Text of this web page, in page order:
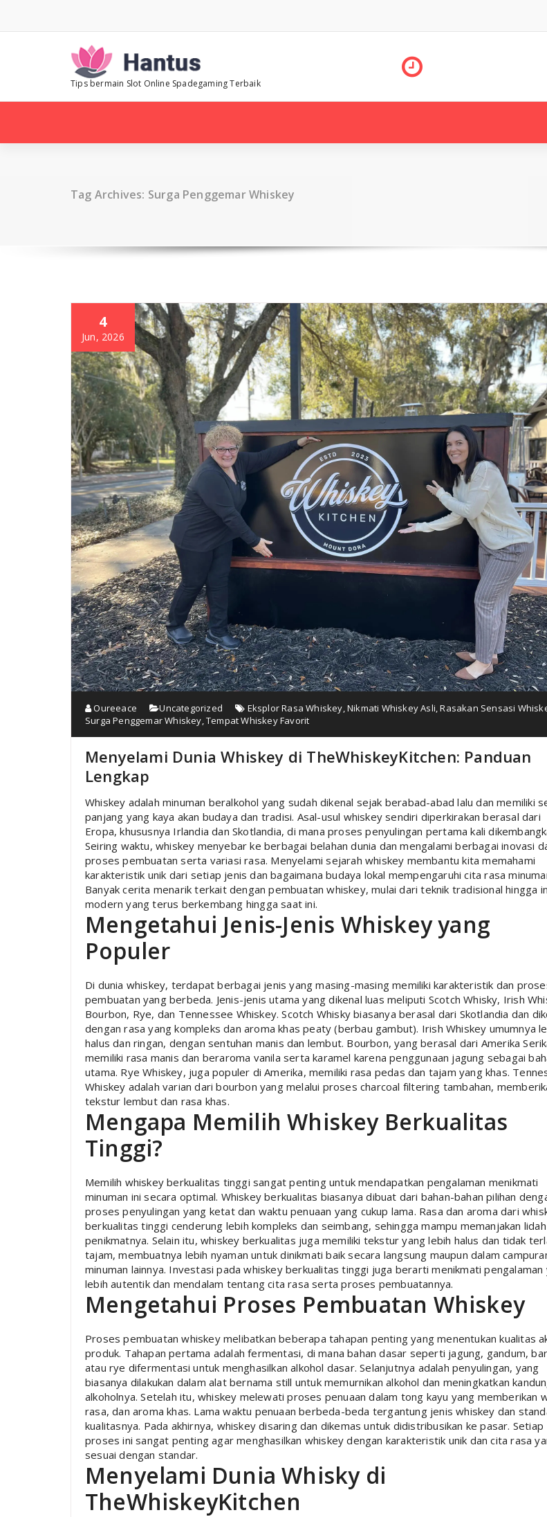
content
Tips bermain Slot Online Spadegaming Terbaik
Tag Archives: Surga Penggemar Whiskey
4
Jun, 2026
Oureeace Uncategorized Eksplor Rasa Whiskey,Nikmati Whiskey Asli,Rasakan Sensasi
Surga Penggemar Whiskey,Tempat Whiskey Favorit
Menyelami Dunia Whiskey di TheWhiskeyKitchen: Panduan
Lengkap
Whiskey adalah minuman beralkohol yang sudah dikenal sejak berabad-abad lalu dan memiliki
panjang yang kaya akan budaya dan tradisi. Asal-usul whiskey sendiri diperkirakan berasal dari
Eropa, khususnya Irlandia dan Skotlandia, di mana proses penyulingan pertama kali
Seiring waktu, whiskey menyebar ke berbagai belahan dunia dan mengalami berbagai inovasi
proses pembuatan serta variasi rasa. Menyelami sejarah whiskey membantu kita memahami
karakteristik unik dari setiap jenis dan bagaimana budaya lokal mempengaruhi cita rasa
Banyak cerita menarik terkait dengan pembuatan whiskey, mulai dari teknik tradisional hingga
modern yang terus berkembang hingga saat ini.
Mengetahui Jenis-Jenis Whiskey yang
Populer
Di dunia whiskey, terdapat berbagai jenis yang masing-masing memiliki karakteristik dan
pembuatan yang berbeda. Jenis-jenis utama yang dikenal luas meliputi Scotch Whisky, Irish
Bourbon, Rye, dan Tennessee Whiskey. Scotch Whisky biasanya berasal dari Skotlandia dan
dengan rasa yang kompleks dan aroma khas peaty (berbau gambut). Irish Whiskey umumnya
halus dan ringan, dengan sentuhan manis dan lembut. Bourbon, yang berasal dari Amerika
memiliki rasa manis dan beraroma vanila serta karamel karena penggunaan jagung sebagai
utama. Rye Whiskey, juga populer di Amerika, memiliki rasa pedas dan tajam yang khas.
Whiskey adalah varian dari bourbon yang melalui proses charcoal filtering tambahan,
tekstur lembut dan rasa khas.
Mengapa Memilih Whiskey Berkualitas
Tinggi?
Memilih whiskey berkualitas tinggi sangat penting untuk mendapatkan pengalaman menikmati
minuman ini secara optimal. Whiskey berkualitas biasanya dibuat dari bahan-bahan pilihan
proses penyulingan yang ketat dan waktu penuaan yang cukup lama. Rasa dan aroma dari
berkualitas tinggi cenderung lebih kompleks dan seimbang, sehingga mampu memanjakan lidah
penikmatnya. Selain itu, whiskey berkualitas juga memiliki tekstur yang lebih halus dan tidak
tajam, membuatnya lebih nyaman untuk dinikmati baik secara langsung maupun dalam
minuman lainnya. Investasi pada whiskey berkualitas tinggi juga berarti menikmati pengalaman
lebih autentik dan mendalam tentang cita rasa serta proses pembuatannya.
Mengetahui Proses Pembuatan Whiskey
Proses pembuatan whiskey melibatkan beberapa tahapan penting yang menentukan kualitas
produk. Tahapan pertama adalah fermentasi, di mana bahan dasar seperti jagung, gandum,
atau rye difermentasi untuk menghasilkan alkohol dasar. Selanjutnya adalah penyulingan, yang
biasanya dilakukan dalam alat bernama still untuk memurnikan alkohol dan meningkatkan
alkoholnya. Setelah itu, whiskey melewati proses penuaan dalam tong kayu yang memberikan
rasa, dan aroma khas. Lama waktu penuaan berbeda-beda tergantung jenis whiskey dan
kualitasnya. Pada akhirnya, whiskey disaring dan dikemas untuk didistribusikan ke pasar. Setiap
proses ini sangat penting agar menghasilkan whiskey dengan karakteristik unik dan cita rasa
sesuai dengan standar.
Menyelami Dunia Whisky di
TheWhiskeyKitchen